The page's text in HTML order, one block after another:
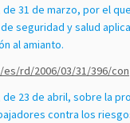
de 31 de marzo, por el
seguridad y salud
al amianto.
rd/2006/03/31/396/con
de 23 de abril, sobre la
contra los